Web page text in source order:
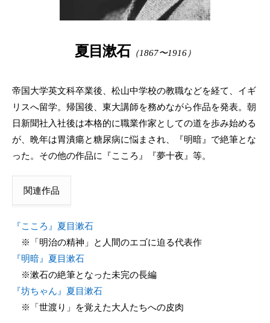
夏目漱石 （1867〜1916）
帝国大学英文科卒業後、松山中学校の教職などを経て、イギ
リスへ留学。帰国後、東大講師を務めながら作品を発表。朝
日新聞社入社後は本格的に職業作家としての道を歩み始める
が、晩年は胃潰瘍と糖尿病に悩まされ、『明暗』で絶筆とな
った。その他の作品に『こころ』『夢十夜』等。
関連作品
『こころ』夏目漱石
※「明治の精神」と人間のエゴに迫る代表作
『明暗』夏目漱石
※漱石の絶筆となった未完の長編
『坊ちゃん』夏目漱石
※「世渡り」を覚えた大人たちへの皮肉